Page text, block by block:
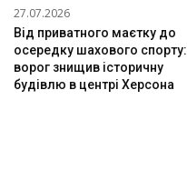
27.07.2026
Від приватного маєтку до
осередку шахового спорту:
ворог знищив історичну
будівлю в центрі Херсона